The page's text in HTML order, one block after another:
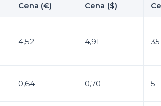
Cena (€) Cena ($)
4,52 4,91 35
0,64 0,70 5